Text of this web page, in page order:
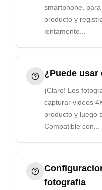
smartphone,
producto y
lentamente...
¿Puede
¡Claro! Los
capturar videos
producto y luego
Compatible con...
fotografia